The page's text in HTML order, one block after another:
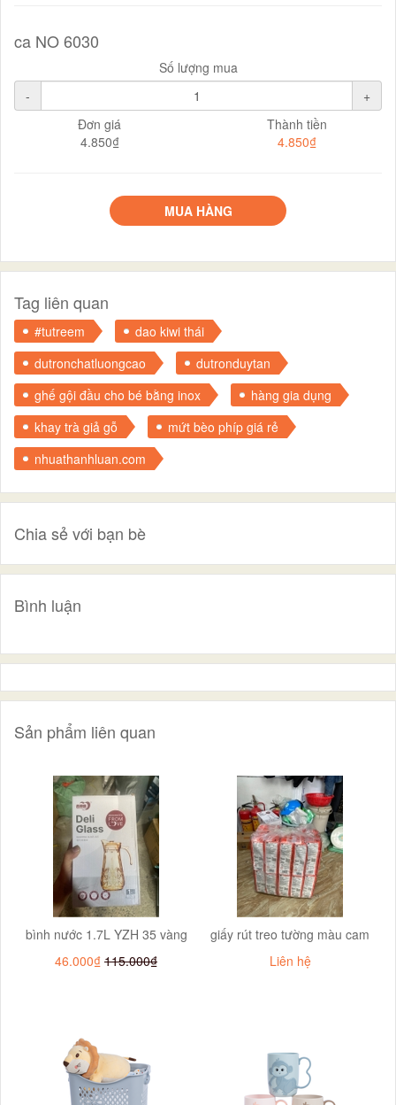
ca NO 6030
Số lượng mua
-
+
Đơn giá
4.850₫
Thành tiền
4.850₫
MUA HÀNG
Tag liên quan
#tutreem
dao kiwi thái
dutronchatluongcao
dutronduytan
ghế gội đầu cho bé bằng inox
hàng gia dụng
khay trà giả gỗ
mứt bèo phíp giá rẻ
nhuathanhluan.com
Chia sẻ với bạn bè
Bình luận
Sản phẩm liên quan
bình nước 1.7L YZH 35 vàng
46.000₫ 115.000₫
giấy rút treo tường màu cam
Liên hệ